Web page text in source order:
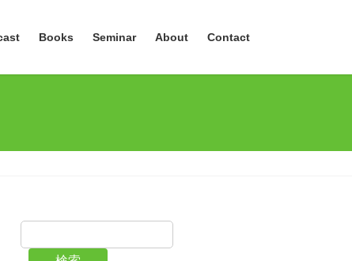
Books Seminar About Contact